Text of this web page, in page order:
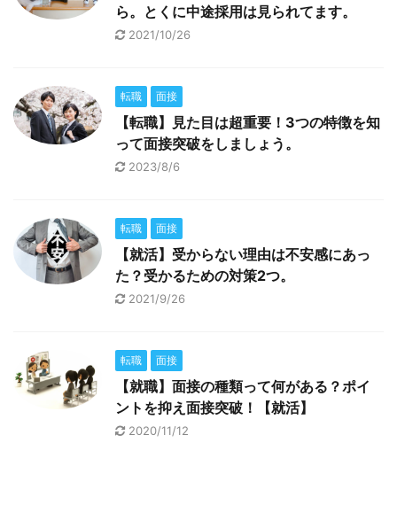
ら。とくに中途採用は見られてます。
2021/10/26
転職 面接
【転職】見た目は超重要！3つの特徴を知
って面接突破をしましょう。
2023/8/6
転職 面接
【就活】受からない理由は不安感にあっ
た？受かるための対策2つ。
2021/9/26
転職 面接
【就職】面接の種類って何がある？ポイ
ントを抑え面接突破！【就活】
2020/11/12